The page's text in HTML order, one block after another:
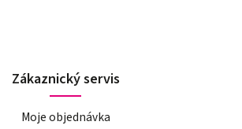
Zákaznický servis
Moje objednávka